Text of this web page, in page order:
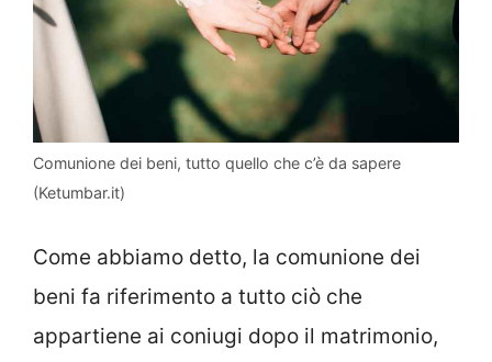
Comunione dei beni, tutto quello che c’è da sapere
(Ketumbar.it)
Come abbiamo detto, la comunione dei
beni fa riferimento a tutto ciò che
appartiene ai coniugi dopo il matrimonio,